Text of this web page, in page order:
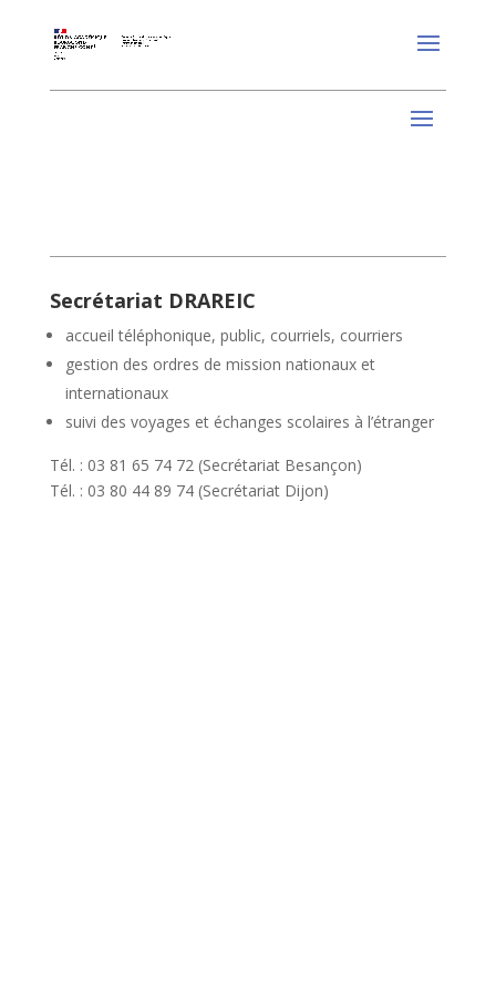
Secrétariat DRAREIC
accueil téléphonique, public, courriels, courriers
gestion des ordres de mission nationaux et
internationaux
suivi des voyages et échanges scolaires à l’étranger
Tél. : 03 81 65 74 72 (Secrétariat Besançon)
Tél. : 03 80 44 89 74 (Secrétariat Dijon)